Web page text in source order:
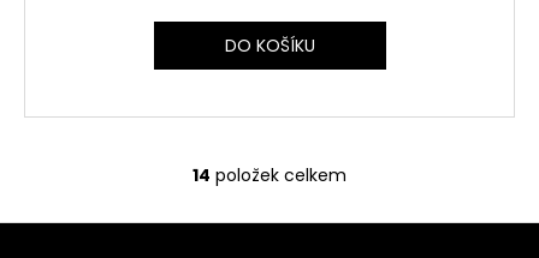
DO KOŠÍKU
O
v
14 položek celkem
Z